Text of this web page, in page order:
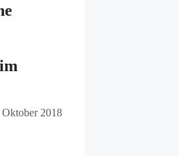
Oktober 2018